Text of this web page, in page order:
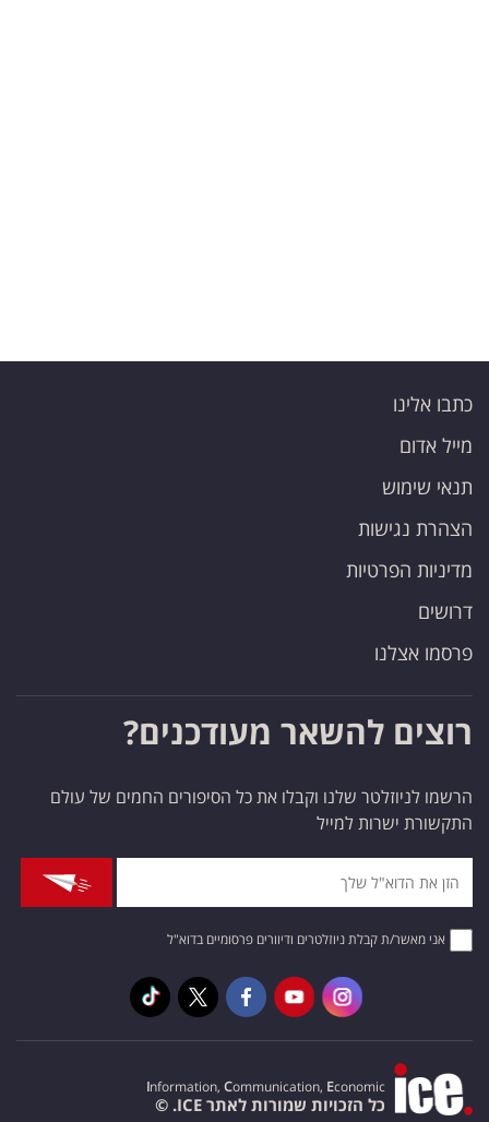
כתבו אלינו
מייל אדום
תנאי שימוש
הצהרת נגישות
מדיניות הפרטיות
דרושים
פרסמו אצלנו
רוצים להשאר מעודכנים?
הרשמו לניוזלטר שלנו וקבלו את כל הסיפורים החמים של עולם
התקשורת ישרות למייל
אני מאשר/ת קבלת ניוזלטרים ודיוורים פרסומיים בדוא"ל
Information, Communication, Economic
כל הזכויות שמורות לאתר ICE. ©